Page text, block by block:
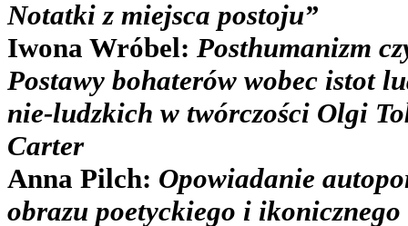
Notatki z miejsca postoju”
Iwona Wróbel: Posthumanizm
Postawy bohaterów wobec istot
nie-ludzkich w twórczości Olgi
Carter
Anna Pilch: Opowiadanie
obrazu poetyckiego i ikonicznego